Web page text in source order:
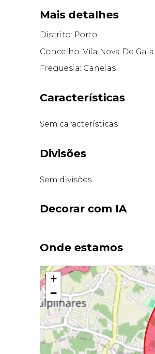
Mais detalhes
Distrito: Porto
Concelho: Vila Nova De Gaia
Freguesia: Canelas
Características
Sem características
Divisões
Sem divisões
Decorar com IA
Onde estamos
+
−